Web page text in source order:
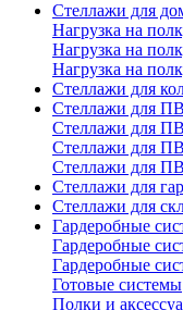
Стеллажи для
Нагрузка на
Нагрузка на
Нагрузка на
Стеллажи для
Стеллажи для
Стеллажи для
Стеллажи для
Стеллажи для
Стеллажи для
Стеллажи для
Гардеробные
Гардеробные
Гардеробные
Готовые системы
Полки и